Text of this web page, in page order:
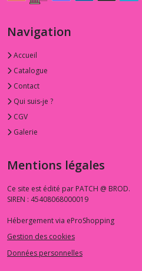
Navigation
Accueil
Catalogue
Contact
Qui suis-je ?
CGV
Galerie
Mentions légales
Ce site est édité par PATCH @ BROD.
SIREN : 45408068000019
Hébergement via eProShopping
Gestion des cookies
Données personnelles